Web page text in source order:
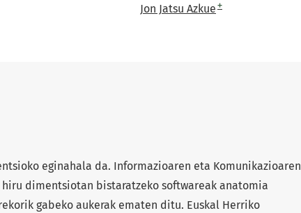
Jon Jatsu Azkue +
eginahala da. Informazioaren eta Komunikazioaren
dimentsiotan bistaratzeko softwareak anatomia
gabeko aukerak ematen ditu. Euskal Herriko